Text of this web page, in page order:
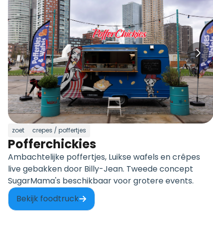
zoet crepes / poffertjes
Pofferchickies
Ambachtelijke poffertjes, Luikse wafels en crêpes
live gebakken door Billy-Jean. Tweede concept
SugarMama's beschikbaar voor grotere events.
Bekijk foodtruck